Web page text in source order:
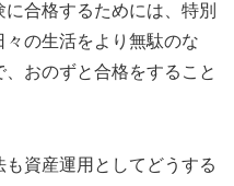
合格するためには、特別
の生活をより無駄のな
おのずと合格をすること
資産運用としてどうする